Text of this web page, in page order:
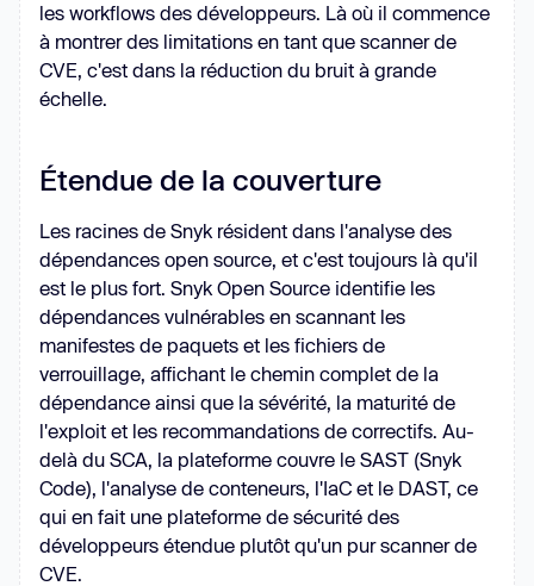
les workflows des développeurs. Là où il commence
à montrer des limitations en tant que scanner de
CVE, c'est dans la réduction du bruit à grande
échelle.
Étendue de la couverture
Les racines de Snyk résident dans l'analyse des
dépendances open source, et c'est toujours là qu'il
est le plus fort. Snyk Open Source identifie les
dépendances vulnérables en scannant les
manifestes de paquets et les fichiers de
verrouillage, affichant le chemin complet de la
dépendance ainsi que la sévérité, la maturité de
l'exploit et les recommandations de correctifs. Au-
delà du SCA, la plateforme couvre le SAST (Snyk
Code), l'analyse de conteneurs, l'IaC et le DAST, ce
qui en fait une plateforme de sécurité des
développeurs étendue plutôt qu'un pur scanner de
CVE.